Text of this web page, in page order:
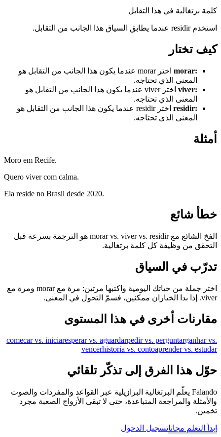
كلمة برتغالية في هذا التقابل
استخدم residir عندما يطابق السياق هذا الجانب من التقابل.
كيف تختار
morar:
اختر morar عندما يكون هذا الجانب من التقابل هو
المعنى الذي تحتاجه.
viver:
اختر viver عندما يكون هذا الجانب من التقابل هو
المعنى الذي تحتاجه.
residir:
اختر residir عندما يكون هذا الجانب من التقابل هو
المعنى الذي تحتاجه.
أمثلة
Moro em Recife.
Quero viver com calma.
Ela reside no Brasil desde 2020.
خطأ شائع
الفخ الشائع مع morar vs. viver vs. residir هو الترجمة بسرعة قبل
التحقق من وظيفة كل كلمة برتغالية.
تدرّب في السياق
اختر جملة من حياتك اليومية واكتبها مرتين: مرة مع morar ومرة مع
viver. إذا بدا الخياران ممكنين، فسمّ التحول في المعنى.
مقارنات أخرى في هذا المستوى
comecar vs. iniciaresperar vs. aguardarpedir vs. perguntarganhar vs.
vencerhistoria vs. contoaprender vs. estudar
حوّل هذا الفرق إلى تذكّر تلقائي
Falando يعلّم البرتغالية البرازيلية عبر القواعد والمفردات والصوت
والأمثلة والمراجعة المتباعدة، حتى لا تبقى الأزواج الصعبة مجرد
تخمين.
ابدأ التعلم مجاناتسجيل الدخول